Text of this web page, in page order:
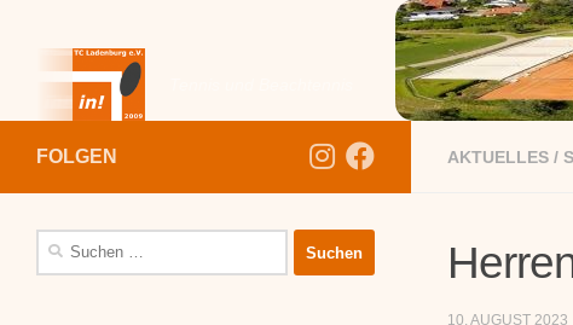
AKTUELLES /
10. AUGUST 2023
FOLGEN
Suchen